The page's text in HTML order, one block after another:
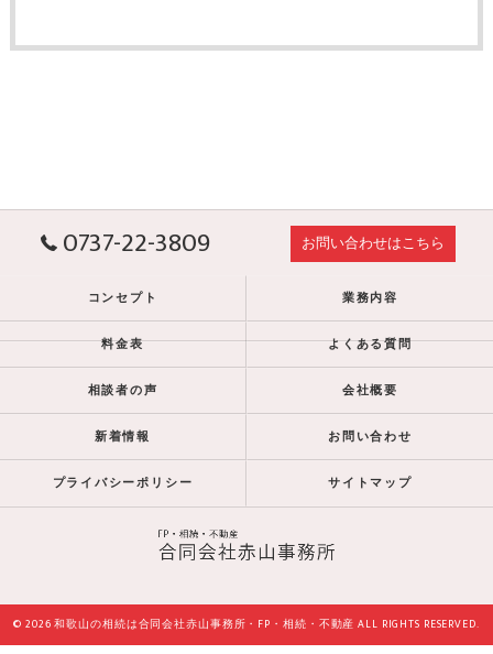
0737-22-3809 お問い合わせはこちら
コンセプト 業務内容
料金表 よくある質問
相談者の声 会社概要
新着情報 お問い合わせ
プライバシーポリシー サイトマップ
© 2026 和歌山の相続は合同会社赤山事務所・FP・相続・不動産 ALL RIGHTS RESERVED.